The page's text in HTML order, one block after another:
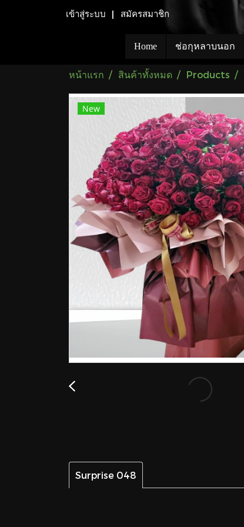
เข้าสู่ระบบ สมัครสมาชิก
Home ช่อกุหลาบนอก
หน้าแรก สินค้าทั้งหมด Products
New
Surprise 048